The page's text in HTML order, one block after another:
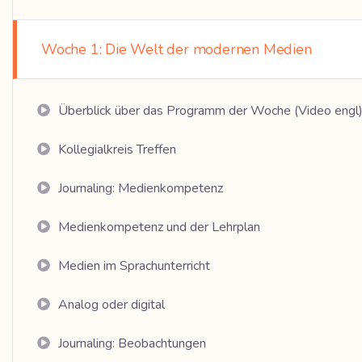
Woche 1: Die Welt der modernen Medien
Überblick über das Programm der Woche (Video engl)
Kollegialkreis Treffen
Journaling: Medienkompetenz
Medienkompetenz und der Lehrplan
Medien im Sprachunterricht
Analog oder digital
Journaling: Beobachtungen